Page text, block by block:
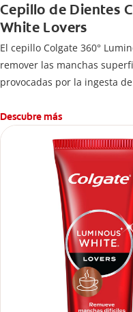
Cepillo de Dientes
White Lovers
El cepillo Colgate 360°
remover las manchas
provocadas por la ingesta
Descubre más